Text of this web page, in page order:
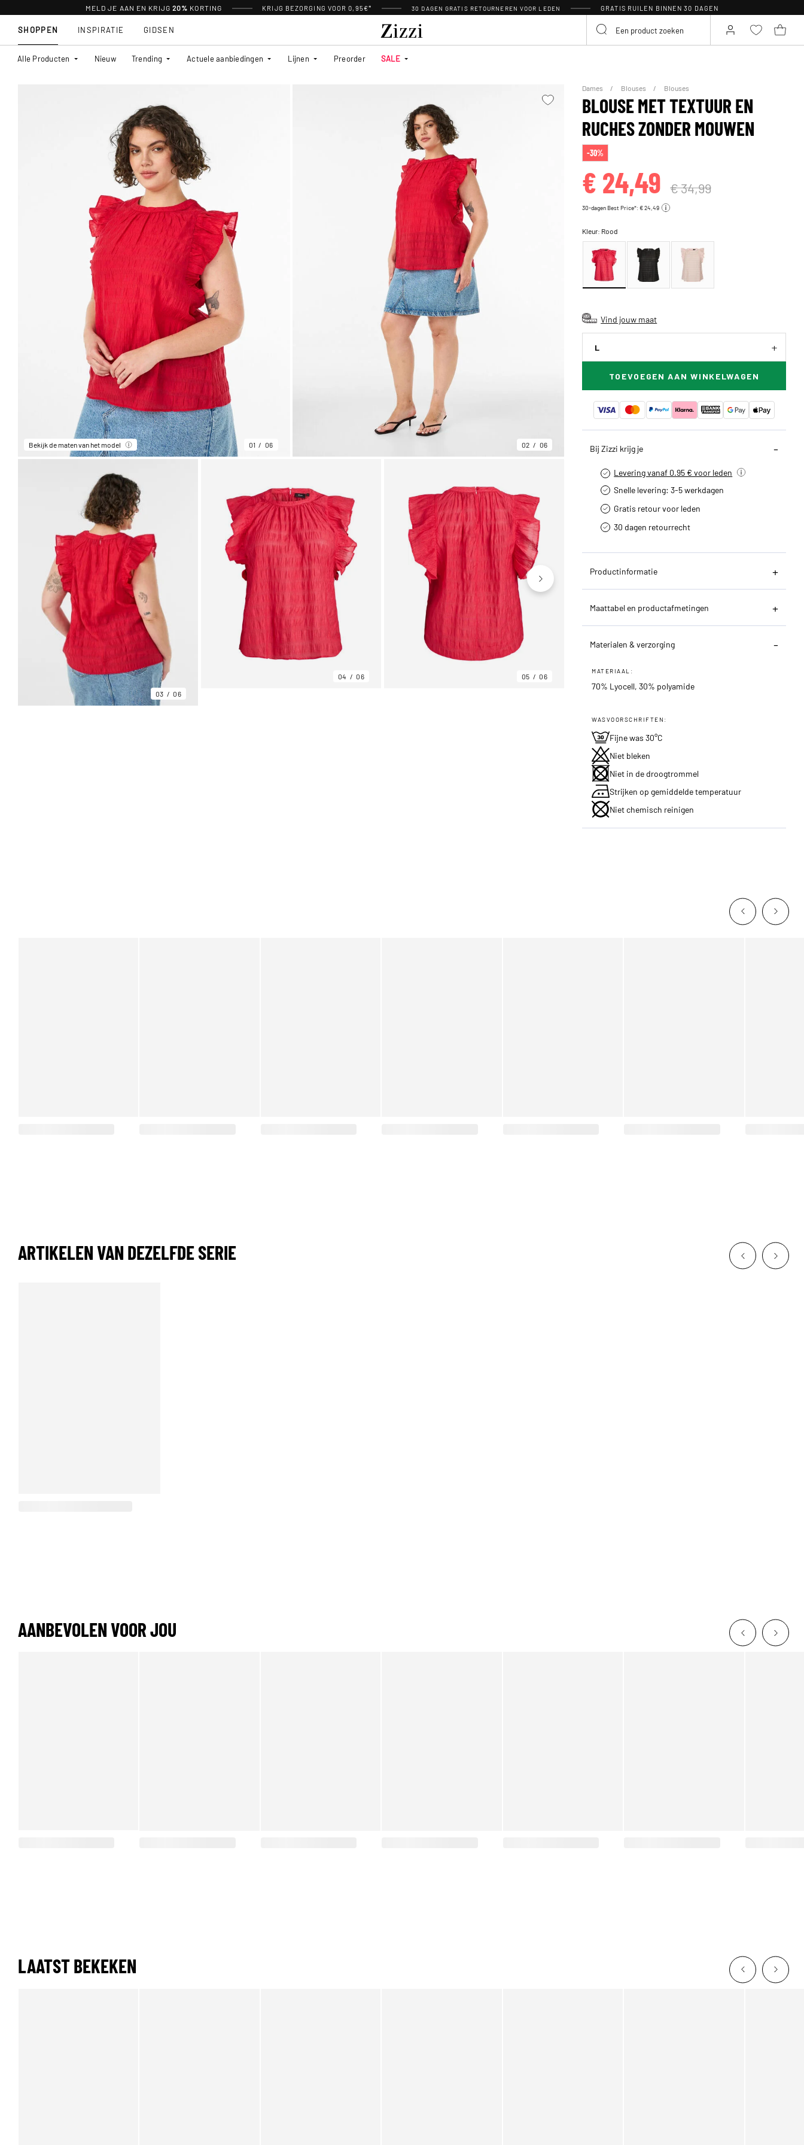
MELD JE AAN EN KRIJG 20% KORTING KRIJG BEZORGING VOOR 0,95€* 30 DAGEN GRATIS RETOURNEREN VOOR LEDEN GRATIS RUILEN BINNEN 30 DAGEN
SHOPPEN
Alle Producten Nieuw Trending Actuele aanbiedingen Lijnen Preorder SALE
INSPIRATIE GIDSEN
Bekijk de maten van het model 01 06 02 06
03 06
04 06 05 06
Dames Blouses Blouses
BLOUSE MET TEXTUUR EN
RUCHES ZONDER MOUWEN
-30%
€ 24,49 € 34,99
30-dagen Best Price*: € 24,49
Kleur: Rood
Vind jouw maat
L
TOEVOEGEN AAN WINKELWAGEN
Bij Zizzi krijg je
Levering vanaf 0.95 € voor leden
Snelle levering: 3-5 werkdagen
Gratis retour voor leden
30 dagen retourrecht­
Productinformatie
Maattabel en productafmetingen
Materialen & verzorging
MATERIAAL:
70% Lyocell, 30% polyamide
WASVOORSCHRIFTEN:
Fijne was 30°C
Niet bleken
Niet in de droogtrommel
Strijken op gemiddelde temperatuur
Niet chemisch reinigen
ARTIKELEN VAN DEZELFDE SERIE
AANBEVOLEN VOOR JOU
LAATST BEKEKEN